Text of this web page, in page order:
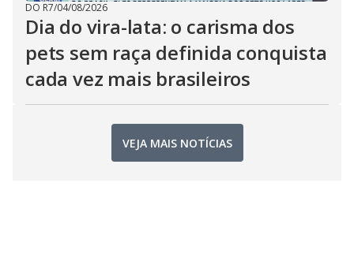
DO R7/04/08/2026
Dia do vira-lata: o carisma dos
pets sem raça definida conquista
cada vez mais brasileiros
VEJA MAIS NOTÍCIAS